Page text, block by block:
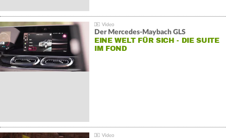
Der Mercedes‑Maybach GLS
EINE WELT FÜR SICH - DIE SUITE
IM FOND